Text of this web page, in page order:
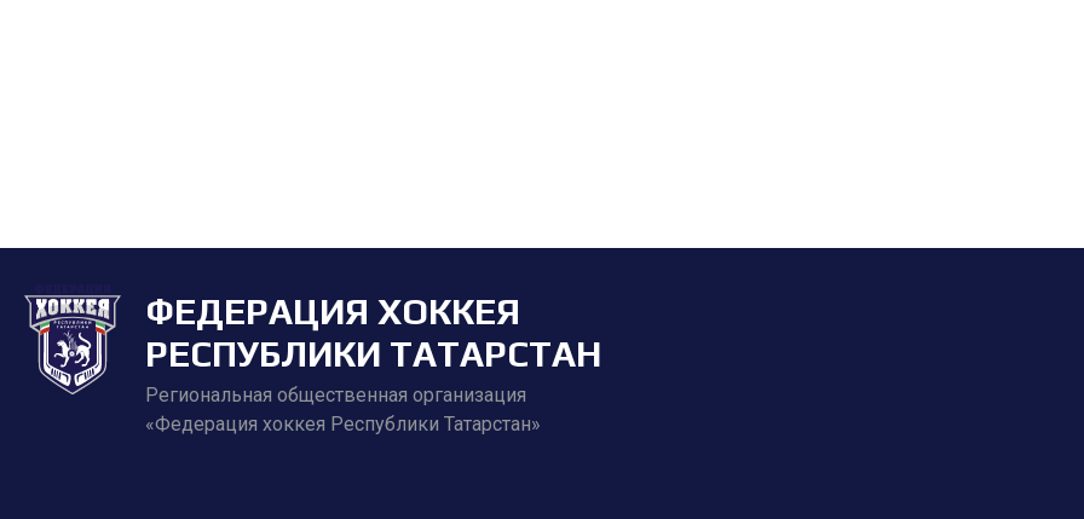
ФЕДЕРАЦИЯ ХОККЕЯ
РЕСПУБЛИКИ ТАТАРСТАН
Региональная общественная организация
«Федерация хоккея Республики Татарстан»